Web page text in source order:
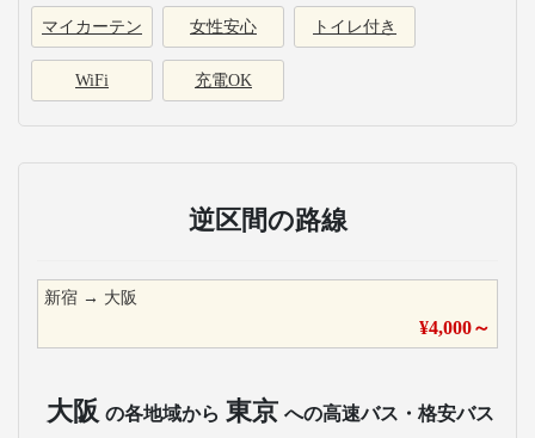
マイカーテン 女性安心 トイレ付き
WiFi 充電OK
逆区間の路線
新宿 → 大阪
¥4,000～
大阪 の各地域から 東京 への高速バス・格安バス